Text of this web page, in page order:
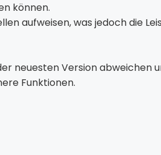
können.
aufweisen, was jedoch die
neuesten Version abweichen
Funktionen.